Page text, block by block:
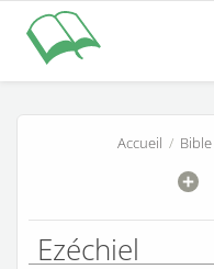
Accueil / Bible
Ezéchiel